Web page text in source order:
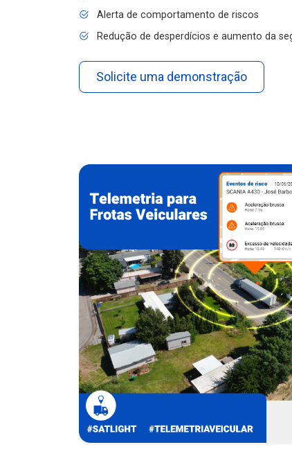
Alerta de comportamento de riscos
Redução de desperdícios e aumento da
Solicite uma demonstração